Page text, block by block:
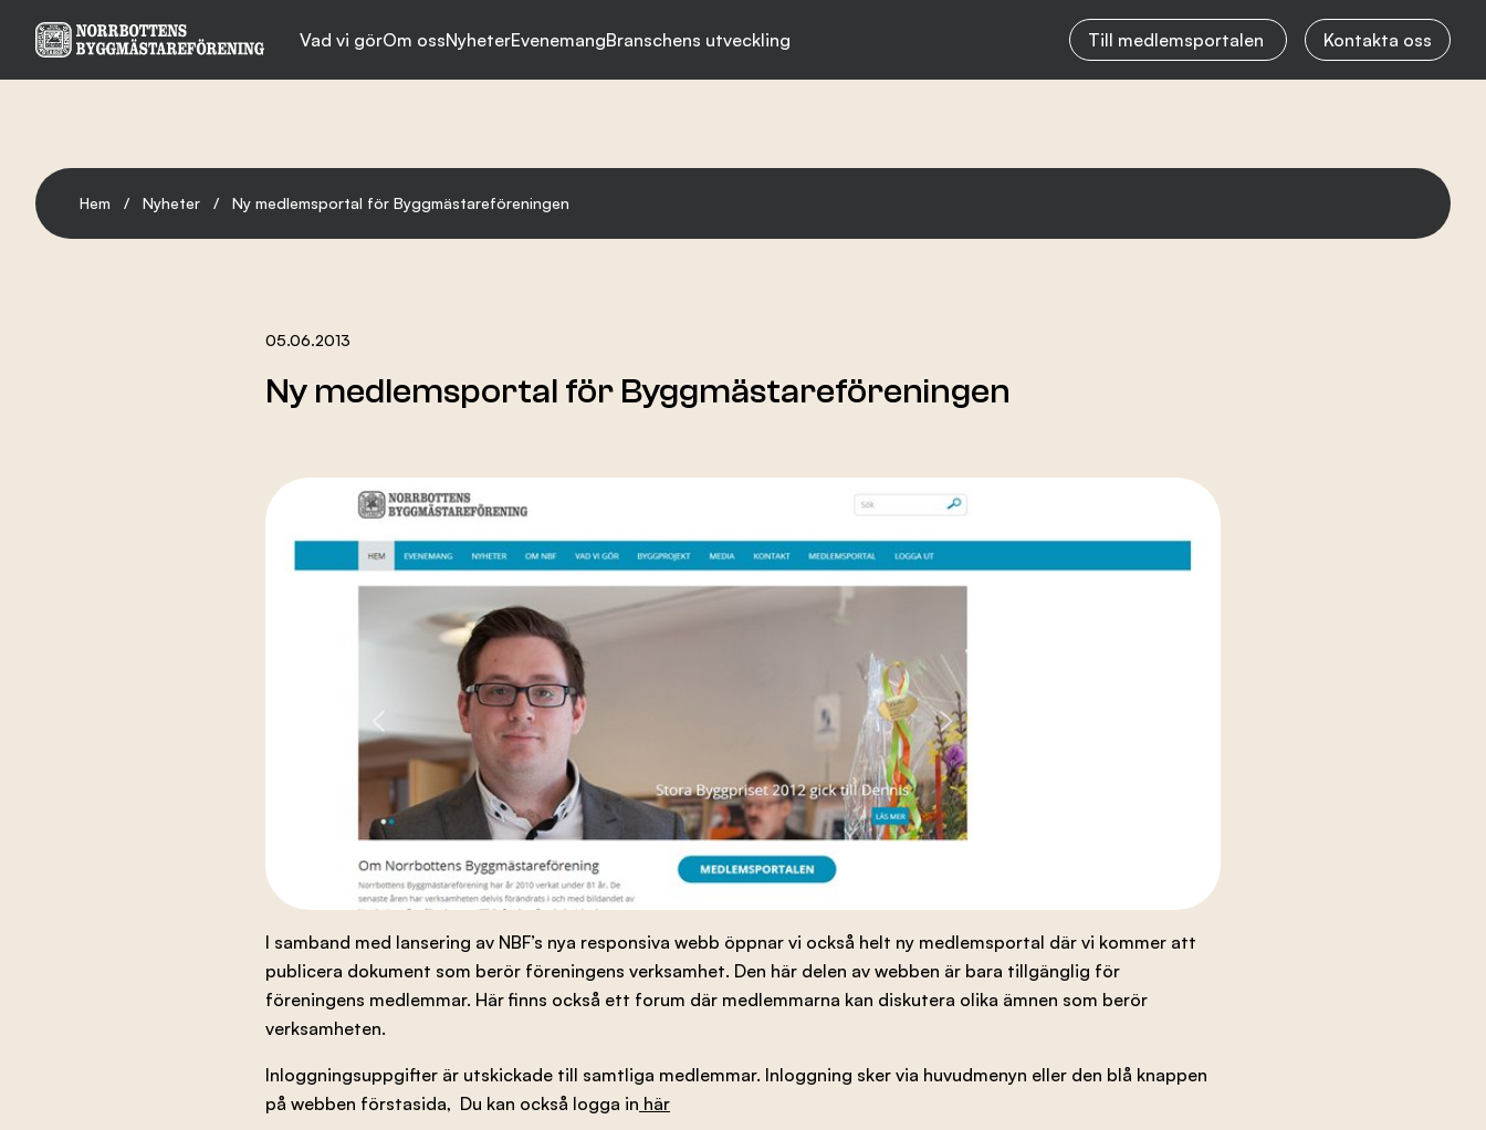
Vad vi görOm ossNyheterEvenemangBranschens utveckling Till medlemsportalen Kontakta oss
Om oss
Hem / Nyheter / Ny medlemsportal för Byggmästareföreningen
05.06.2013
Ny medlemsportal för Byggmästareföreningen
I samband med lansering av NBF’s nya responsiva webb öppnar vi också helt ny medlemsportal där vi kommer att
publicera dokument som berör föreningens verksamhet. Den här delen av webben är bara tillgänglig för
föreningens medlemmar. Här finns också ett forum där medlemmarna kan diskutera olika ämnen som berör
verksamheten.
Inloggningsuppgifter är utskickade till samtliga medlemmar. Inloggning sker via huvudmenyn eller den blå knappen
på webben förstasida, Du kan också logga in här